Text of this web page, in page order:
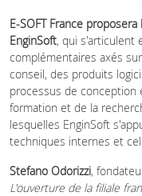
E-SOFT France
EnginSoft, qui s'articulent
complémentaires axés
conseil, des produits
processus de
formation et de la
lesquelles EnginSoft
techniques internes et
Stefano Odorizzi,
L'ouverture de la filiale